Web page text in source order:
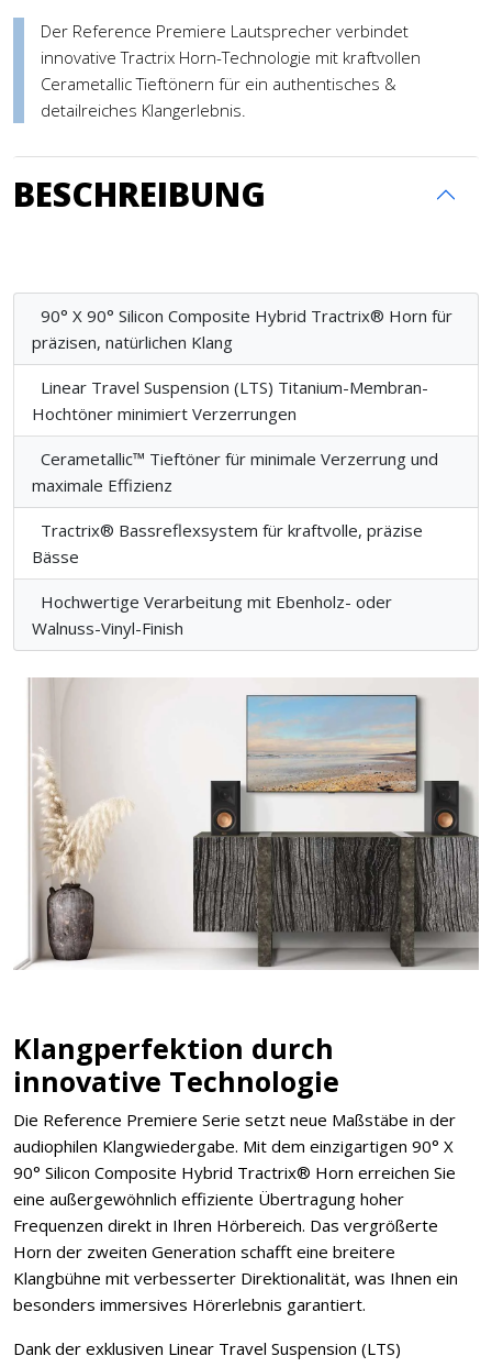
Der Reference Premiere Lautsprecher verbindet
innovative Tractrix Horn-Technologie mit kraftvollen
Cerametallic Tieftönern für ein authentisches &
detailreiches Klangerlebnis.
BESCHREIBUNG
90° X 90° Silicon Composite Hybrid Tractrix® Horn für
präzisen, natürlichen Klang
Linear Travel Suspension (LTS) Titanium-Membran-
Hochtöner minimiert Verzerrungen
Cerametallic™ Tieftöner für minimale Verzerrung und
maximale Effizienz
Tractrix® Bassreflexsystem für kraftvolle, präzise
Bässe
Hochwertige Verarbeitung mit Ebenholz- oder
Walnuss-Vinyl-Finish
Klangperfektion durch
innovative Technologie
Die Reference Premiere Serie setzt neue Maßstäbe in der
audiophilen Klangwiedergabe. Mit dem einzigartigen 90° X
90° Silicon Composite Hybrid Tractrix® Horn erreichen Sie
eine außergewöhnlich effiziente Übertragung hoher
Frequenzen direkt in Ihren Hörbereich. Das vergrößerte
Horn der zweiten Generation schafft eine breitere
Klangbühne mit verbesserter Direktionalität, was Ihnen ein
besonders immersives Hörerlebnis garantiert.
Dank der exklusiven Linear Travel Suspension (LTS)